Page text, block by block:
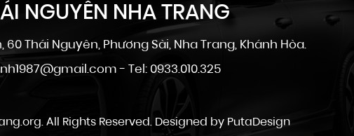
NGUYÊN NHA TRANG
Thái Nguyên, Phương Sài, Nha Trang, Khánh Hòa.
- Tel: 0933.010.325
. All Rights Reserved. Designed by PutaDesign